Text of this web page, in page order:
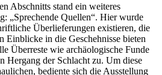
Abschnitts stand ein weiteres
„Sprechende Quellen“. Hier wurde
Überlieferungen existieren, die
Einblicke in die Geschehnisse bieten
Überreste wie archäologische Funde
Hergang der Schlacht zu. Um diese
bediente sich die Ausstellung